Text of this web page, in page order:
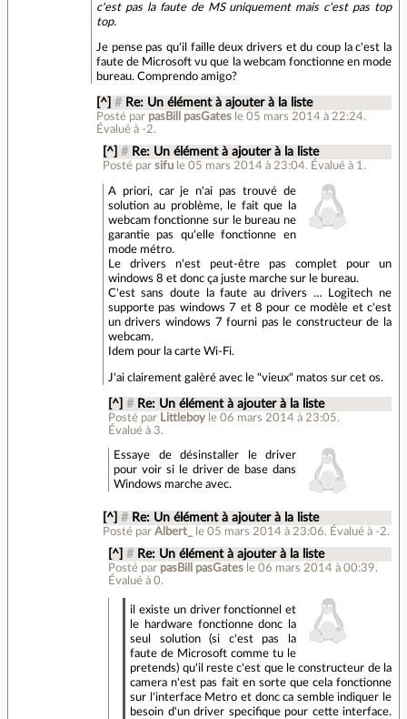
c'est pas la faute de MS uniquement mais c'est pas top
top.
Je pense pas qu'il faille deux drivers et du coup la c'est la
faute de Microsoft vu que la webcam fonctionne en mode
bureau. Comprendo amigo?
[^] # Re: Un élément à ajouter à la liste
Posté par pasBill pasGates le 05 mars 2014 à 22:24.
Évalué à -2.
[^] # Re: Un élément à ajouter à la liste
Posté par sifu le 05 mars 2014 à 23:04. Évalué à 1 .
A priori, car je n'ai pas trouvé de
solution au problème, le fait que la
webcam fonctionne sur le bureau ne
garantie pas qu'elle fonctionne en
mode métro.
Le drivers n'est peut-être pas complet pour un
windows 8 et donc ça juste marche sur le bureau.
C'est sans doute la faute au drivers … Logitech ne
supporte pas windows 7 et 8 pour ce modèle et c'est
un drivers windows 7 fourni pas le constructeur de la
webcam.
Idem pour la carte Wi-Fi.
J'ai clairement galèré avec le "vieux" matos sur cet os.
[^] # Re: Un élément à ajouter à la liste
Posté par Littleboy le 06 mars 2014 à 23:05.
Évalué à 3.
Essaye de désinstaller le driver
pour voir si le driver de base dans
Windows marche avec.
[^] # Re: Un élément à ajouter à la liste
Posté par Albert_ le 05 mars 2014 à 23:06. Évalué à -2.
[^] # Re: Un élément à ajouter à la liste
Posté par pasBill pasGates le 06 mars 2014 à 00:39.
Évalué à0.
il existe un driver fonctionnel et
le hardware fonctionne donc la
seul solution (si c'est pas la
faute de Microsoft comme tu le
pretends) qu'il reste c'est que le constructeur de la
camera n'est pas fait en sorte que cela fonctionne
sur l'interface Metro et donc ca semble indiquer le
besoin d'un driver specifique pour cette interface.